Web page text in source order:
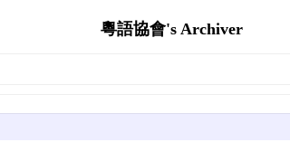
粵語協會's Archiver